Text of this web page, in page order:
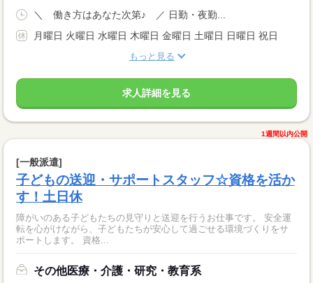
＼ 働き方はあなた次第♪ ／ 日勤・夜勤...
月曜日 火曜日 水曜日 木曜日 金曜日 土曜日 日曜日 祝日
もっと見る
求人詳細を見る
1週間以内公開
[一般派遣]
子どもの送迎・サポートスタッフ☆資格を活か
す！土日休
障がいのある子どもたちの見守りと送迎を行うお仕事です。 安全運
転を心がけながら、子どもたちが安心して過ごせる環境づくりをサ
ポートします。 資格...
その他医療・介護・研究・教育系